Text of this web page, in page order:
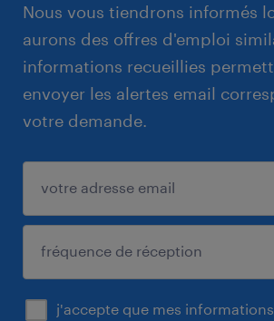
Nous vous tiendrons informés
aurons des offres d'emploi
informations recueillies
envoyer les alertes email
votre demande.
j'accepte que mes